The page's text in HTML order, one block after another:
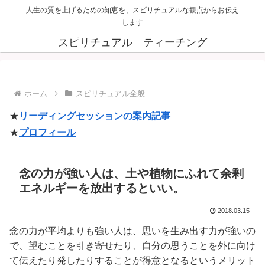
人生の質を上げるための知恵を、スピリチュアルな観点からお伝え
します
スピリチュアル ティーチング
ホーム スピリチュアル全般
★ リーディングセッションの案内記事
★プロフィール
念の力が強い人は、土や植物にふれて余剰
エネルギーを放出するといい。
2018.03.15
念の力が平均よりも強い人は、思いを生み出す力が強いの
で、望むことを引き寄せたり、自分の思うことを外に向け
て伝えたり発したりすることが得意となるというメリット